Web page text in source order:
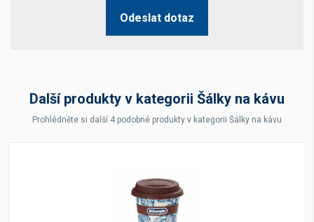
Odeslat dotaz
Další produkty v kategorii Šálky na kávu
Prohlédněte si další 4 podobné produkty v kategorii Šálky na kávu